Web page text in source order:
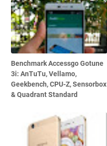
Benchmark Accessgo Gotune
3i: AnTuTu, Vellamo,
Geekbench, CPU-Z, Sensorbox
& Quadrant Standard